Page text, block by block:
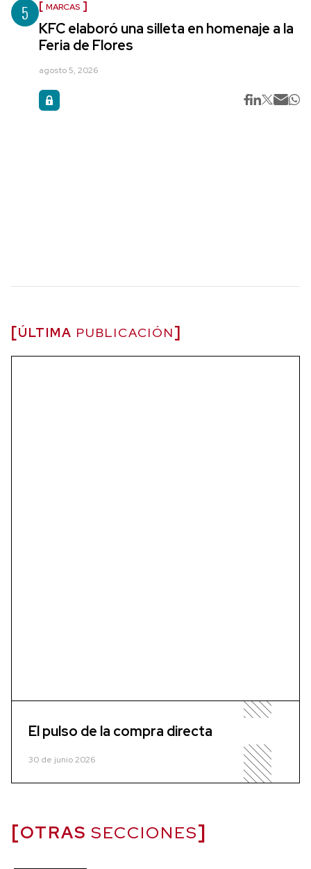
5 MARCAS
KFC elaboró una silleta en homenaje a la
Feria de Flores
agosto 5, 2026
ÚLTIMA PUBLICACIÓN
El pulso de la compra directa
30 de junio 2026
OTRAS SECCIONES